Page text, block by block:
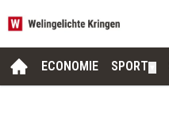
ECONOMIE SPORT